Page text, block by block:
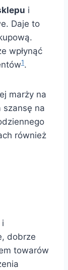
i
Daje to
wpłynąć
1.
marży na
szansę na
również
i
dobrze
towarów